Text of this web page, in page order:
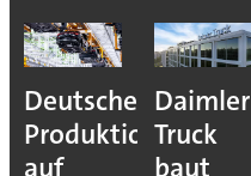
Deutsche
Produktion
auf
Daimler
Truck
baut